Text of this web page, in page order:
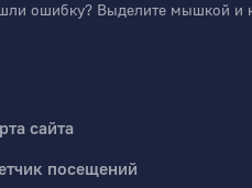
ошибку? Выделите мышкой и
сайта
посещений